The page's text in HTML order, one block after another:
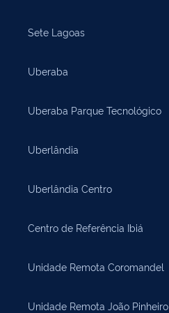
Sete Lagoas
Uberaba
Uberaba Parque Tecnológico
Uberlândia
Uberlândia Centro
Centro de Referência Ibiá
Unidade Remota Coromandel
Unidade Remota João Pinheiro